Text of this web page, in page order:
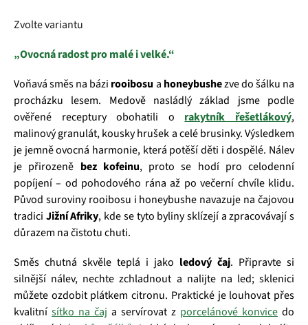
Zvolte variantu
„Ovocná radost pro malé i velké.“
Voňavá směs na bázi rooibosu a honeybushezve do šálku na
procházku lesem. Medově nasládlý základ jsme podle
ověřené receptury obohatili o rakytník řešetlákový,
malinový granulát, kousky hrušek a celé brusinky. Výsledkem
je jemně ovocná harmonie, která potěší děti i dospělé. Nálev
je přirozeně bez kofeinu, proto se hodí pro celodenní
popíjení – od pohodového rána až po večerní chvíle klidu.
Původ suroviny rooibosu i honeybushe navazuje na čajovou
tradici Jižní Afriky, kde se tyto byliny sklízejí a zpracovávají s
důrazem na čistotu chuti.
Směs chutná skvěle teplá i jako ledový čaj. Připravte si
silnější nálev, nechte zchladnout a nalijte na led; sklenici
můžete ozdobit plátkem citronu. Praktické je louhovat přes
kvalitní sítko na čaj a servírovat z porcelánové konvice do